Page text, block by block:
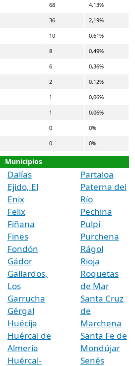
68 4,13%
36 2,19%
10 0,61%
8 0,49%
6 0,36%
2 0,12%
1 0,06%
1 0,06%
0 0%
0 0%
Municipios
Dalías
Ejido, El
Enix
Felix
Fiñana
Fines
Fondón
Gádor
Gallardos,
Los
Garrucha
Gérgal
Huécija
Huércal de
Almería
Huércal-
Partaloa
Paterna del
Río
Pechina
Pulpí
Purchena
Rágol
Rioja
Roquetas
de Mar
Santa Cruz
de
Marchena
Santa Fe de
Mondújar
Senés